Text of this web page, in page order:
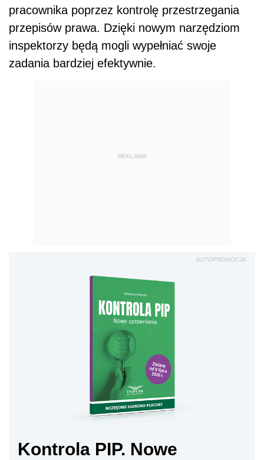
pracownika poprzez kontrolę przestrzegania
przepisów prawa. Dzięki nowym narzędziom
inspektorzy będą mogli wypełniać swoje
zadania bardziej efektywnie.
REKLAMA
AUTOPROMOCJA
Kontrola PIP. Nowe